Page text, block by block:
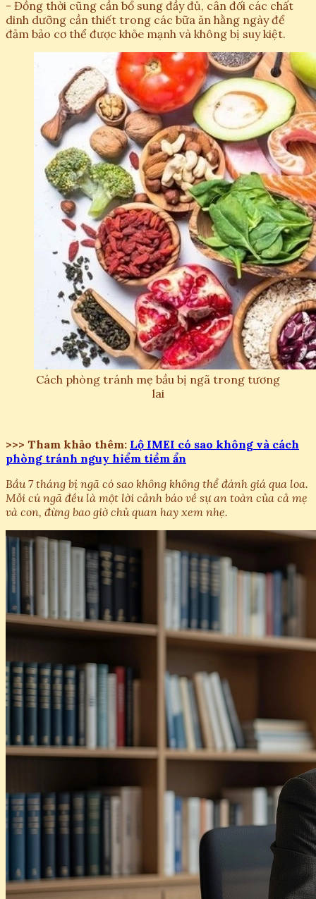
- Đồng thời cũng cần bổ sung đầy đủ, cân đối các chất
dinh dưỡng cần thiết trong các bữa ăn hằng ngày để
đảm bảo cơ thể được khỏe mạnh và không bị suy kiệt.
Cách phòng tránh mẹ bầu bị ngã trong tương
lai
>>> Tham khảo thêm: Lộ IMEI có sao không và cách
phòng tránh nguy hiểm tiềm ẩn
Bầu 7 tháng bị ngã có sao không không thể đánh giá qua loa.
Mỗi cú ngã đều là một lời cảnh báo về sự an toàn của cả mẹ
và con, đừng bao giờ chủ quan hay xem nhẹ.